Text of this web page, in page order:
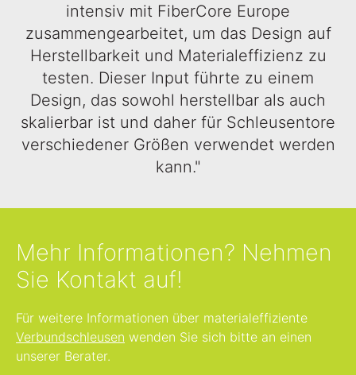
intensiv mit FiberCore Europe
zusammengearbeitet, um das Design auf
Herstellbarkeit und Materialeffizienz zu
testen. Dieser Input führte zu einem
Design, das sowohl herstellbar als auch
skalierbar ist und daher für Schleusentore
verschiedener Größen verwendet werden
kann."
Mehr Informationen? Nehmen
Sie Kontakt auf!
Für weitere Informationen über materialeffiziente
Verbundschleusen wenden Sie sich bitte an einen
unserer Berater.